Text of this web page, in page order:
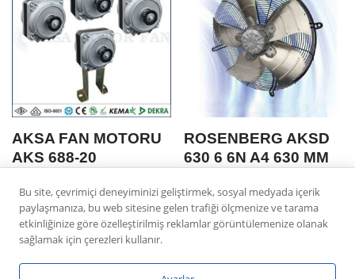
AKSA FAN MOTORU
AKS 688-20
50W
ROSENBERG AKSD
630 6 6N A4 630 MM
DEVIR
Bu site, çevrimiçi deneyiminizi geliştirmek, sosyal medyada içerik
paylaşmanıza, bu web sitesine gelen trafiği ölçmenize ve tarama
etkinliğinize göre özelleştirilmiş reklamlar görüntülemenize olanak
sağlamak için çerezleri kullanır.